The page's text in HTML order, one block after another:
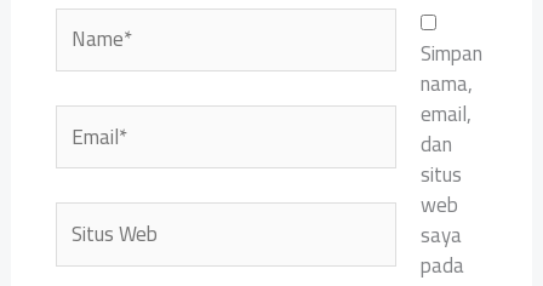
Name*
Email*
Situs
Web
Simpan
nama,
email,
dan
situs
web
saya
pada